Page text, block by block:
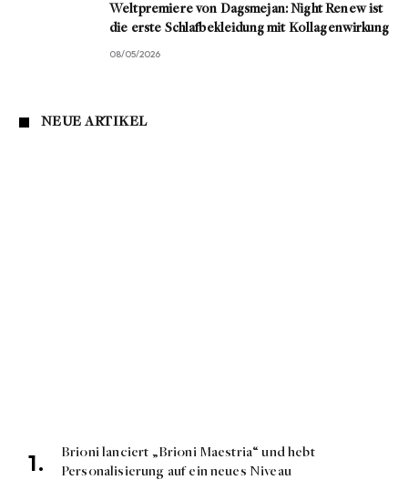
Weltpremiere von Dagsmejan: Night Renew ist
die erste Schlafbekleidung mit Kollagenwirkung
08/05/2026
NEUE ARTIKEL
Brioni lanciert „Brioni Maestria“ und hebt
Personalisierung auf ein neues Niveau